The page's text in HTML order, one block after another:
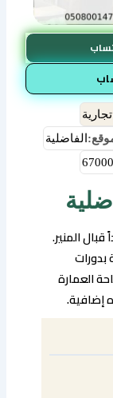
الفاضلية
المنير.
العمارة
إضافية.